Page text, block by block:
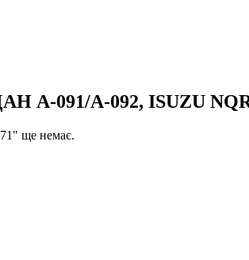
А-091/А-092, ISUZU
ще немає.